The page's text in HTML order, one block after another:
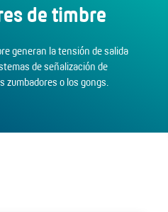
de timbre
generan la tensión de salida
de señalización de
zumbadores o los gongs.